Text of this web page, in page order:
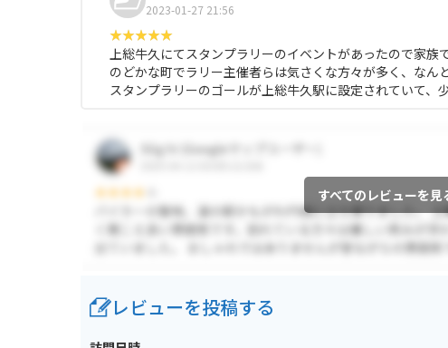
2023-01-27 21:56
上総牛久にてスタンプラリーのイベントがあったので家族
のどかな町でラリー主催者らは気さくな方々が多く、なん
スタンプラリーのゴールが上総牛久駅に設定されていて、
すべてのレビューを見
レビューを投稿する